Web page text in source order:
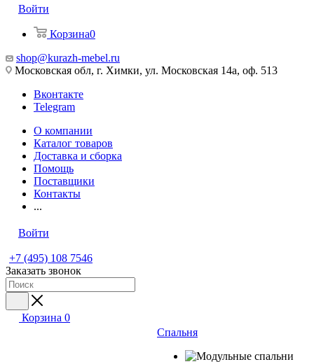
Войти
Корзина0
shop@kurazh-mebel.ru
Московская обл, г. Химки, ул. Московская 14а, оф. 513
Вконтакте
Telegram
О компании
Каталог товаров
Доставка и сборка
Помощь
Поставщики
Контакты
...
Войти
+7 (495) 108 7546
Заказать звонок
Корзина 0
Спальня